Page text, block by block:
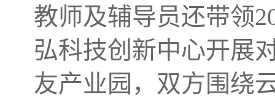
教师及辅导员还带领
弘科技创新中心开展
友产业园，双方围绕